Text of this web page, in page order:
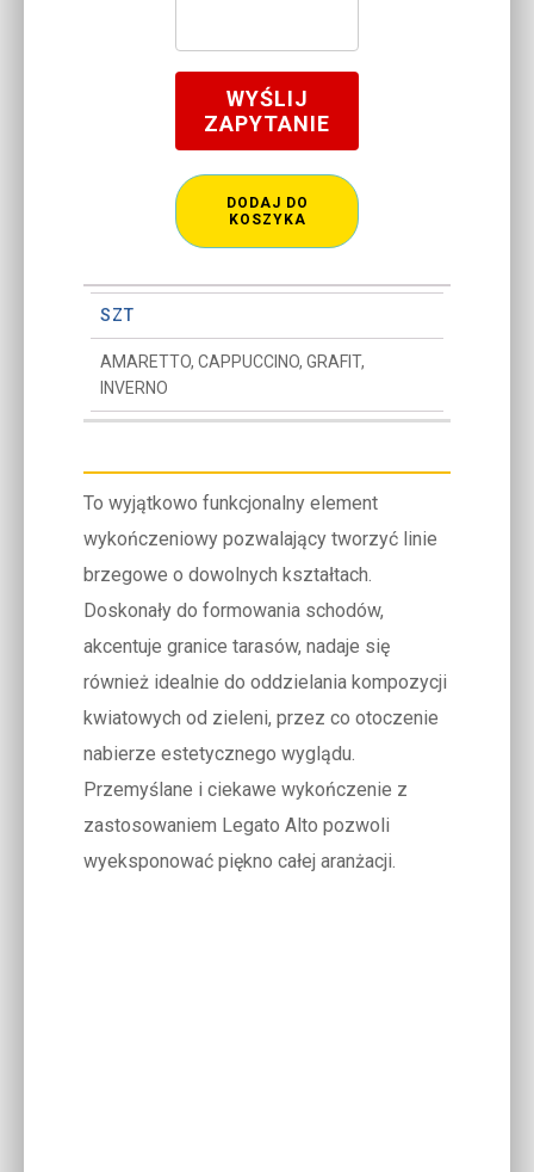
WYŚLIJ
ZAPYTANIE
DODAJ DO
KOSZYKA
SZT
AMARETTO, CAPPUCCINO, GRAFIT,
INVERNO
To wyjątkowo funkcjonalny element
wykończeniowy pozwalający tworzyć linie
brzegowe o dowolnych kształtach.
Doskonały do formowania schodów,
akcentuje granice tarasów, nadaje się
również idealnie do oddzielania kompozycji
kwiatowych od zieleni, przez co otoczenie
nabierze estetycznego wyglądu.
Przemyślane i ciekawe wykończenie z
zastosowaniem Legato Alto pozwoli
wyeksponować piękno całej aranżacji.